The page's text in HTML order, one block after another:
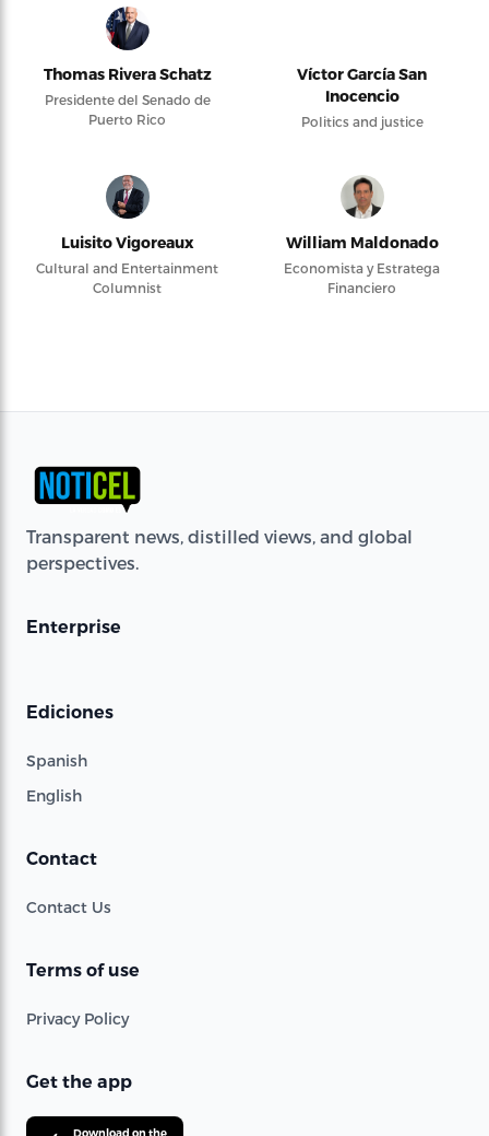
Thomas Rivera Schatz
Presidente del Senado de
Puerto Rico
Víctor García San
Inocencio
Politics and justice
Luisito Vigoreaux
Cultural and Entertainment
Columnist
William Maldonado
Economista y Estratega
Financiero
Transparent news, distilled views, and global
perspectives.
Enterprise
Ediciones
Spanish
English
Contact
Contact Us
Terms of use
Privacy Policy
Get the app